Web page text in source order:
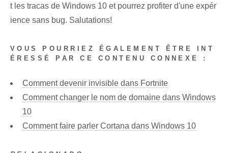
t les tracas de Windows 10 et pourrez profiter d'une expér
ience sans bug. Salutations!
VOUS POURRIEZ ÉGALEMENT ÊTRE INT
ÉRESSÉ PAR CE CONTENU CONNEXE :
Comment devenir invisible dans Fortnite
Comment changer le nom de domaine dans Windows
10
Comment faire parler Cortana dans Windows 10